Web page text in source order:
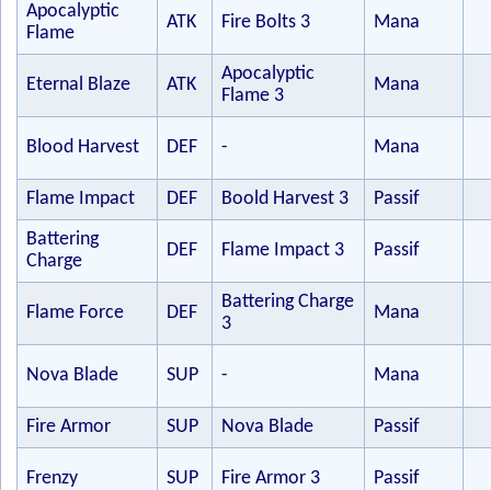
Apocalyptic
Flame
ATK Fire Bolts 3 Mana
Eternal Blaze ATK
Apocalyptic
Flame 3
Mana
Blood Harvest DEF - Mana
Flame Impact DEF Boold Harvest 3
Passif
Battering
Charge
DEF Flame Impact 3 Passif
Flame Force DEF
Battering Charge
3
Mana
Nova Blade SUP - Mana
Fire Armor SUP Nova Blade Passif
Frenzy SUP Fire Armor 3 Passif